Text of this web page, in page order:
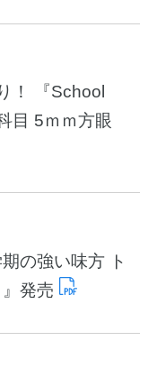
！ 『School
目 5ｍｍ方眼
の強い味方 ト
発売